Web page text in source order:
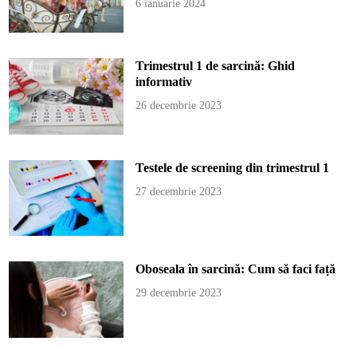
6 ianuarie 2024
Trimestrul 1 de sarcină: Ghid
informativ
26 decembrie 2023
Testele de screening din trimestrul 1
27 decembrie 2023
Oboseala în sarcină: Cum să faci față
29 decembrie 2023